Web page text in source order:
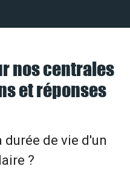
nos centrales
et réponses
durée de vie d'un
?